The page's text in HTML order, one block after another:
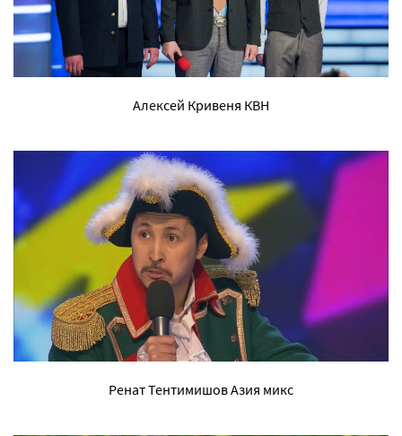
Алексей Кривеня КВН
Ренат Тентимишов Азия микс